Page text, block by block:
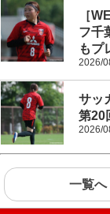
［
フ千
もプ
2026/
サッ
第20
2026/
一覧へ